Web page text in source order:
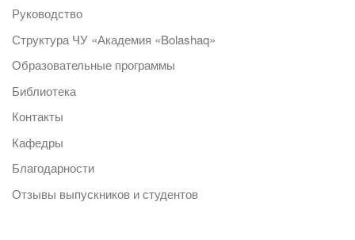
Руководство
Структура ЧУ «Академия «Bolashaq»
Образовательные программы
Библиотека
Контакты
Кафедры
Благодарности
Отзывы выпускников и студентов